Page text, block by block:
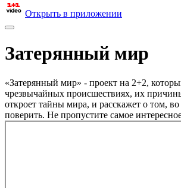
Открыть в приложении
Затерянный мир
«Затерянный мир» - проект на 2+2,
чрезвычайных происшествиях, их
откроет тайны мира, и расскажет о том,
поверить. Не пропустите самое